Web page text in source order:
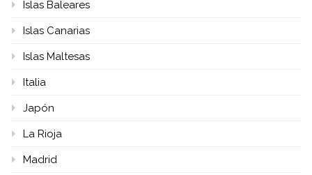
Islas Baleares
Islas Canarias
Islas Maltesas
Italia
Japón
La Rioja
Madrid